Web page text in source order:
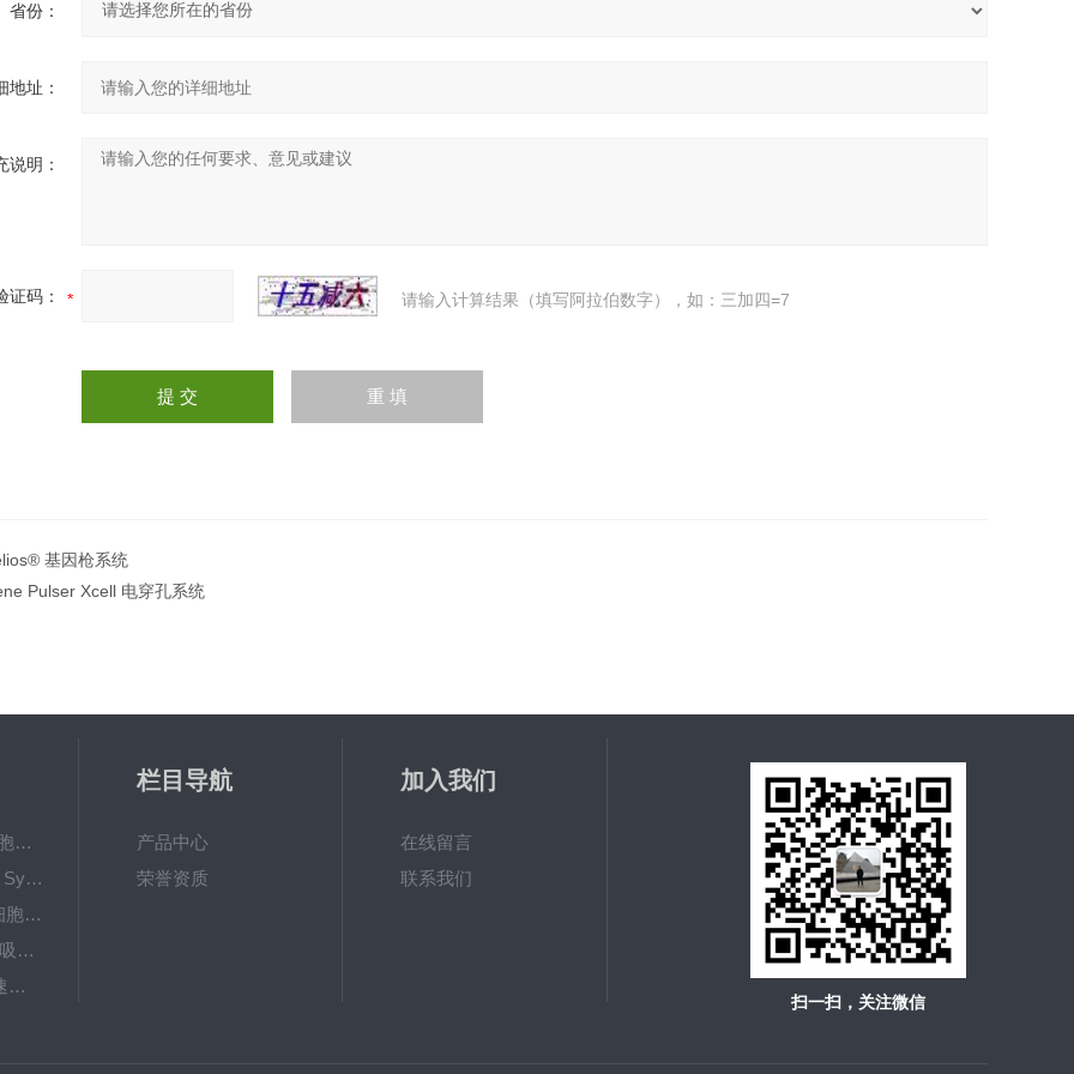
省份：
地址：
说明：
证码： 请输入计算结果（填写阿拉伯数字），如：三加四=7
基因枪系统
Pulser Xcell 电穿孔系统
美国Corning 6孔细胞培养板
液相色谱柱 Waters Symmetry C18 4.6×250mm,5μm
美国Corning 24孔细胞培养板
美国瑞宁rainin无菌吸头/枪头/盒装吸头
5424R小型台式高速冷冻离心机（Centrifuge 5424R）
栏目导航
产品中心
荣誉资质
加入我们
在线留言
联系我们
扫一扫，关注微信